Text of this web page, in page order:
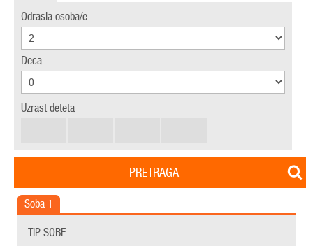
Odrasla osoba/e
Deca
Uzrast deteta
PRETRAGA
Soba 1
TIP SOBE